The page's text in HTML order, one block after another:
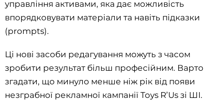
управління активами, яка дає можливість
впорядковувати матеріали та навіть підказки
(prompts).
Ці нові засоби редагування можуть з часом
зробити результат більш професійним. Варто
згадати, що минуло менше ніж рік від появи
незграбної рекламної кампанії Toys R’Us зі ШІ.